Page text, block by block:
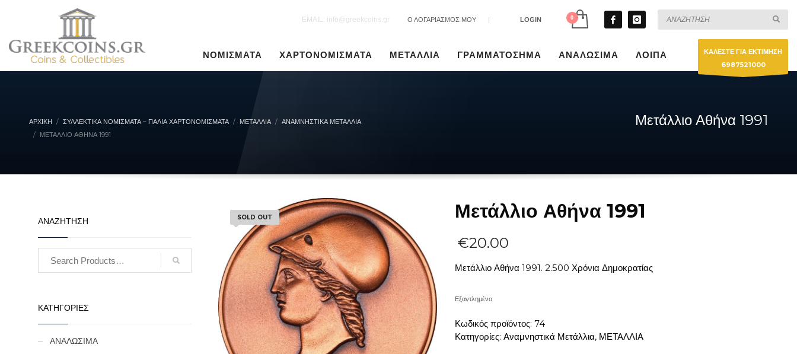
EMAIL: info@greekcoins.gr Ο ΛΟΓΑΡΙΑΣΜΟΣ ΜΟΥ | LOGIN
ΝΟΜΙΣΜΑΤΑ ΧΑΡΤΟΝΟΜΙΣΜΑΤΑ ΜΕΤΑΛΛΙΑ ΓΡΑΜΜΑΤΟΣΗΜΑ ΑΝΑΛΩΣΙΜΑ ΛΟΙΠΑ
ΚΑΛΕΣΤΕ ΓΙΑ ΕΚΤΙΜΗΣΗ
6987521000
ΑΡΧΙΚΉ ΣΥΛΛΕΚΤΙΚΆ ΝΟΜΊΣΜΑΤΑ – ΠΑΛΙΆ ΧΑΡΤΟΝΟΜΊΣΜΑΤΑ ΜΕΤΑΛΛΙΑ
ΑΝΑΜΝΗΣΤΙΚΆ ΜΕΤΆΛΛΙΑ
ΜΕΤΆΛΛΙΟ ΑΘΉΝΑ 1991
Μετάλλιο Αθήνα 1991
SOLD OUT Μετάλλιο Αθήνα 1991
€20.00
Μετάλλιο Αθήνα 1991. 2.500 Χρόνια Δημοκρατίας
Εξαντλημένο
Κωδικός προϊόντος: 74
Κατηγορίες: Αναμνηστικά Μετάλλια, ΜΕΤΑΛΛΙΑ
ΑΝΑΖΗΤΗΣΗ
ΚΑΤΗΓΟΡΙΕΣ
ΑΝΑΛΩΣΙΜΑ